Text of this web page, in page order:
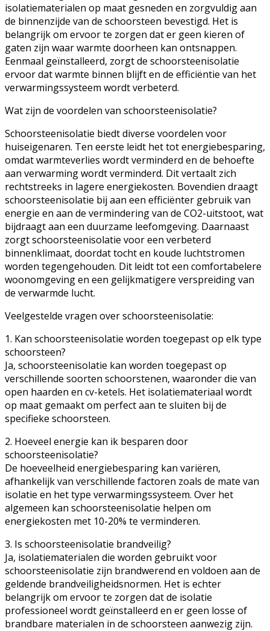
isolatiematerialen op maat gesneden en zorgvuldig aan
de binnenzijde van de schoorsteen bevestigd. Het is
belangrijk om ervoor te zorgen dat er geen kieren of
gaten zijn waar warmte doorheen kan ontsnappen.
Eenmaal geïnstalleerd, zorgt de schoorsteenisolatie
ervoor dat warmte binnen blijft en de efficiëntie van het
verwarmingssysteem wordt verbeterd.
Wat zijn de voordelen van schoorsteenisolatie?
Schoorsteenisolatie biedt diverse voordelen voor
huiseigenaren. Ten eerste leidt het tot energiebesparing,
omdat warmteverlies wordt verminderd en de behoefte
aan verwarming wordt verminderd. Dit vertaalt zich
rechtstreeks in lagere energiekosten. Bovendien draagt
schoorsteenisolatie bij aan een efficiënter gebruik van
energie en aan de vermindering van de CO2-uitstoot, wat
bijdraagt aan een duurzame leefomgeving. Daarnaast
zorgt schoorsteenisolatie voor een verbeterd
binnenklimaat, doordat tocht en koude luchtstromen
worden tegengehouden. Dit leidt tot een comfortabelere
woonomgeving en een gelijkmatigere verspreiding van
de verwarmde lucht.
Veelgestelde vragen over schoorsteenisolatie:
1. Kan schoorsteenisolatie worden toegepast op elk type
schoorsteen?
Ja, schoorsteenisolatie kan worden toegepast op
verschillende soorten schoorstenen, waaronder die van
open haarden en cv-ketels. Het isolatiemateriaal wordt
op maat gemaakt om perfect aan te sluiten bij de
specifieke schoorsteen.
2. Hoeveel energie kan ik besparen door
schoorsteenisolatie?
De hoeveelheid energiebesparing kan variëren,
afhankelijk van verschillende factoren zoals de mate van
isolatie en het type verwarmingssysteem. Over het
algemeen kan schoorsteenisolatie helpen om
energiekosten met 10-20% te verminderen.
3. Is schoorsteenisolatie brandveilig?
Ja, isolatiematerialen die worden gebruikt voor
schoorsteenisolatie zijn brandwerend en voldoen aan de
geldende brandveiligheidsnormen. Het is echter
belangrijk om ervoor te zorgen dat de isolatie
professioneel wordt geïnstalleerd en er geen losse of
brandbare materialen in de schoorsteen aanwezig zijn.